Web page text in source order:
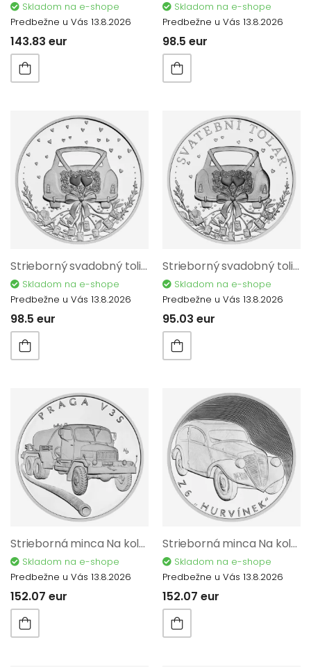
Skladom na e-shope
Predbežne u Vás 13.8.2026
143.83 eur
Skladom na e-shope
Predbežne u Vás 13.8.2026
98.5 eur
Strieborný svadobný toliar 2024 Proof ZL017
Skladom na e-shope
Predbežne u Vás 13.8.2026
98.5 eur
Strieborný svadobný toliar 2023 Proof ZL015
Skladom na e-shope
Predbežne u Vás 13.8.2026
95.03 eur
Strieborná minca Na kolesách - Nákladný automobil Praga V3S proof 2024 12222
Skladom na e-shope
Predbežne u Vás 13.8.2026
152.07 eur
Strieborná minca Na kolesách - Motorové vozidlo Z 6 - Hurvínek proof 2024 12206
Skladom na e-shope
Predbežne u Vás 13.8.2026
152.07 eur